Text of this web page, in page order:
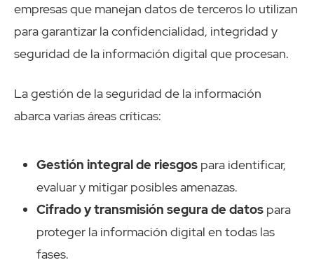
empresas que manejan datos de terceros lo utilizan
para garantizar la confidencialidad, integridad y
seguridad de la información digital que procesan.
La gestión de la seguridad de la información
abarca varias áreas críticas:
Gestión integral de riesgos para identificar,
evaluar y mitigar posibles amenazas.
Cifrado y transmisión segura de datos para
proteger la información digital en todas las
fases.